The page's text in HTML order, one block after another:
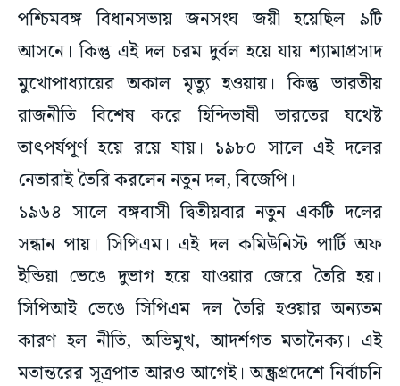
আসনে। কিন্তু এই দল চরম দুর্বল হয়ে যায় শ্যামাপ্রসাদ
মুখোপাধ্যায়ের অকাল মৃত্যু হওয়ায়। কিন্তু ভারতীয়
রাজনীতি বিশেষ করে হিন্দিভাষী ভারতের যথেষ্ট
তাৎপর্যপূর্ণ হয়ে রয়ে যায়। ১৯৮০ সালে এই দলের
নেতারাই তৈরি করলেন নতুন দল, বিজেপি।
১৯৬৪ সালে বঙ্গবাসী দ্বিতীয়বার নতুন একটি দলের
সন্ধান পায়। সিপিএম। এই দল কমিউনিস্ট পার্টি অফ
ইন্ডিয়া ভেঙে দুভাগ হয়ে যাওয়ার জেরে তৈরি হয়।
সিপিআই ভেঙে সিপিএম দল তৈরি হওয়ার অন্যতম
কারণ হল নীতি, অভিমুখ, আদর্শগত মতানৈক্য। এই
মতান্তরের সূত্রপাত আরও আগেই। অন্ধ্রপ্রদেশে নির্বাচনি
বিপর্যয়ের পর সিপিআই দলের মধ্যে মতান্তর তৈরি হয়।